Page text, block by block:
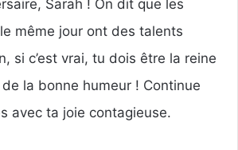
Sarah ! On dit que les
même jour ont des talents
si c’est vrai, tu dois être la reine
la bonne humeur ! Continue
avec ta joie contagieuse.